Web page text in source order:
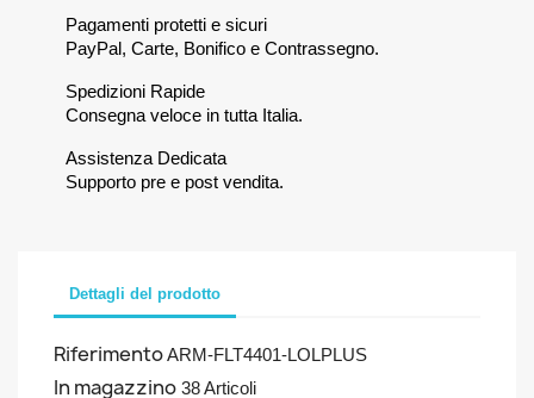
Pagamenti protetti e sicuri
PayPal, Carte, Bonifico e Contrassegno.
Spedizioni Rapide
Consegna veloce in tutta Italia.
Assistenza Dedicata
Supporto pre e post vendita.
Dettagli del prodotto
RiferimentoARM-FLT4401-LOLPLUS
In magazzino 38 Articoli